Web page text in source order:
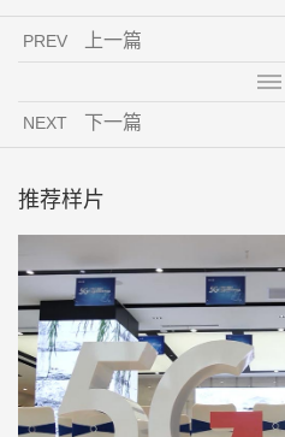
PREV 上一篇
NEXT 下一篇
推荐样片